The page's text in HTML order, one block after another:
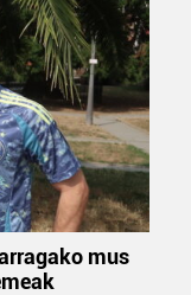
teknologia hori
diguzu.Gehiago
mus